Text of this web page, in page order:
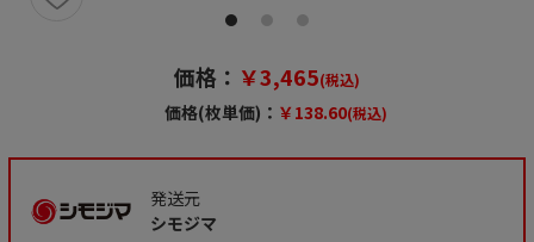
価格： ￥3,465(税込)
価格(枚単価)： ￥138.60(税込)
発送元
シモジマ